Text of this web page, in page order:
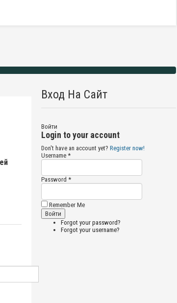
Вход На Сайт
Войти
Login to your account
Don't have an account yet? Register now!
Username *
Password *
Remember Me
Forgot your password?
Forgot your username?